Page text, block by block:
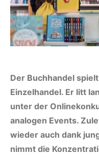
Der Buchhandel
Einzelhandel. Er litt
unter der
analogen Events.
wieder auch dank
nimmt die